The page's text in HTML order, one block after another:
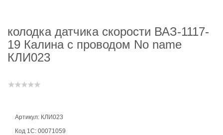
колодка датчика скорости ВАЗ-1117-
19 Калина с проводом No name
КЛИ023
Артикул: КЛИ023
Код 1С: 00071059